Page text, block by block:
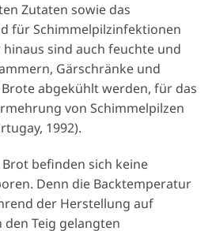
Zutaten sowie das
für Schimmelpilzinfektionen
sind auch feuchte und
Gärschränke und
abgekühlt werden, für das
von Schimmelpilzen
1992).
befinden sich keine
Denn die Backtemperatur
der Herstellung auf
den Teig gelangten